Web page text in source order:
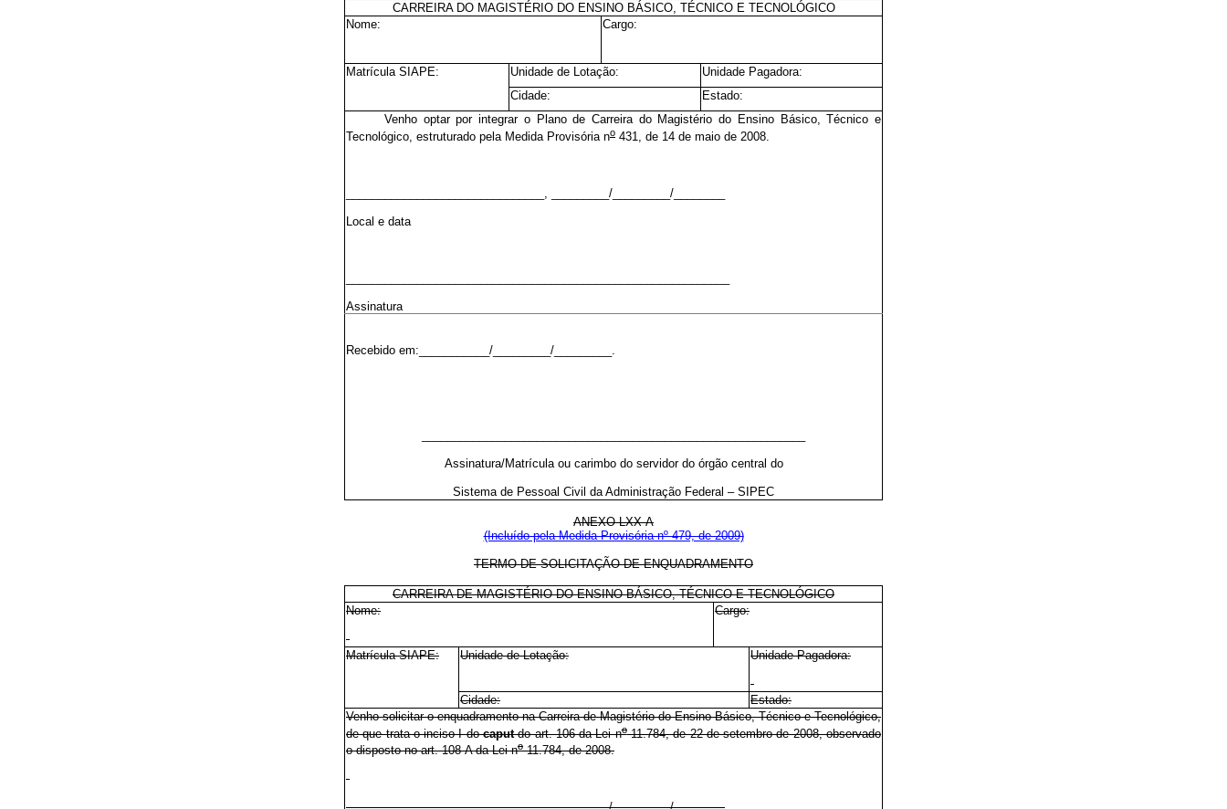
CARREIRA DO MAGISTÉRIO DO ENSINO BÁSICO, TÉCNICO E TECNOLÓGICO
Nome:
Cargo:
Matrícula SIAPE: Unidade de Lotação:
Unidade Pagadora:
Cidade:
Estado:
Venho optar por integrar o Plano de Carreira do Magistério do Ensino Básico, Técnico e
Tecnológico, estruturado pela Medida Provisória no 431, de 14 de maio de 2008.
_______________________________, _________/_________/________
Local e data
Assinatura
Recebido em:___________/_________/_________.
Assinatura/Matrícula ou carimbo do servidor do órgão central do
Sistema de Pessoal Civil da Administração Federal – SIPEC
ANEXO LXX-A
(Incluído pela Medida Provisória nº 479, de 2009)
TERMO DE SOLICITAÇÃO DE ENQUADRAMENTO
CARREIRA DE MAGISTÉRIO DO ENSINO BÁSICO, TÉCNICO E TECNOLÓGICO
Nome:
Cargo:
Matrícula SIAPE: Unidade de Lotação: Unidade Pagadora:
Cidade:
Estado:
Venho solicitar o enquadramento na Carreira de Magistério do Ensino Básico, Técnico e Tecnológico,
de que trata o inciso I docaputdo art. 106 da Lei no11.784, de 22 de setembro de 2008, observado
o disposto no art. 108-A da Lei no11.784, de 2008.